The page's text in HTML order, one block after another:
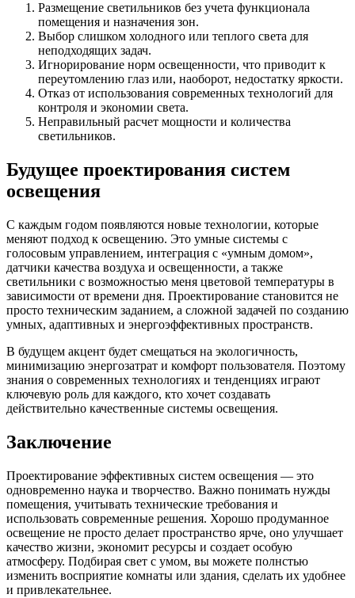
Размещение светильников без учета функционала
помещения и назначения зон.
Выбор слишком холодного или теплого света для
неподходящих задач.
Игнорирование норм освещенности, что приводит к
переутомлению глаз или, наоборот, недостатку яркости.
Отказ от использования современных технологий для
контроля и экономии света.
Неправильный расчет мощности и количества
светильников.
Будущее проектирования систем
освещения
С каждым годом появляются новые технологии, которые
меняют подход к освещению. Это умные системы с
голосовым управлением, интеграция с «умным домом»,
датчики качества воздуха и освещенности, а также
светильники с возможностью меня цветовой температуры в
зависимости от времени дня. Проектирование становится не
просто техническим заданием, а сложной задачей по созданию
умных, адаптивных и энергоэффективных пространств.
В будущем акцент будет смещаться на экологичность,
минимизацию энергозатрат и комфорт пользователя. Поэтому
знания о современных технологиях и тенденциях играют
ключевую роль для каждого, кто хочет создавать
действительно качественные системы освещения.
Заключение
Проектирование эффективных систем освещения — это
одновременно наука и творчество. Важно понимать нужды
помещения, учитывать технические требования и
использовать современные решения. Хорошо продуманное
освещение не просто делает пространство ярче, оно улучшает
качество жизни, экономит ресурсы и создает особую
атмосферу. Подбирая свет с умом, вы можете полнстью
изменить восприятие комнаты или здания, сделать их удобнее
и привлекательнее.